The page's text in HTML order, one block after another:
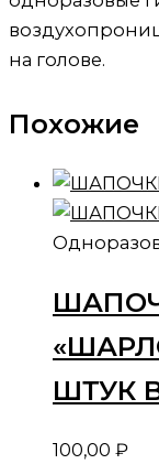
на голове.
Похожие
ШТУК
100,00 ₽